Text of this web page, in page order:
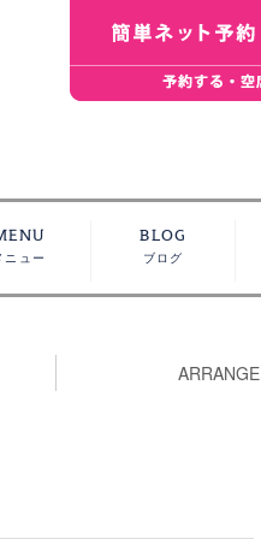
ニュー
BLOG
ブログ
ARRANGE